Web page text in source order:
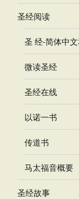
圣经阅读
圣 经-简体中
微读圣经
圣经在线
以诺一书
传道书
马太福音概要
圣经故事